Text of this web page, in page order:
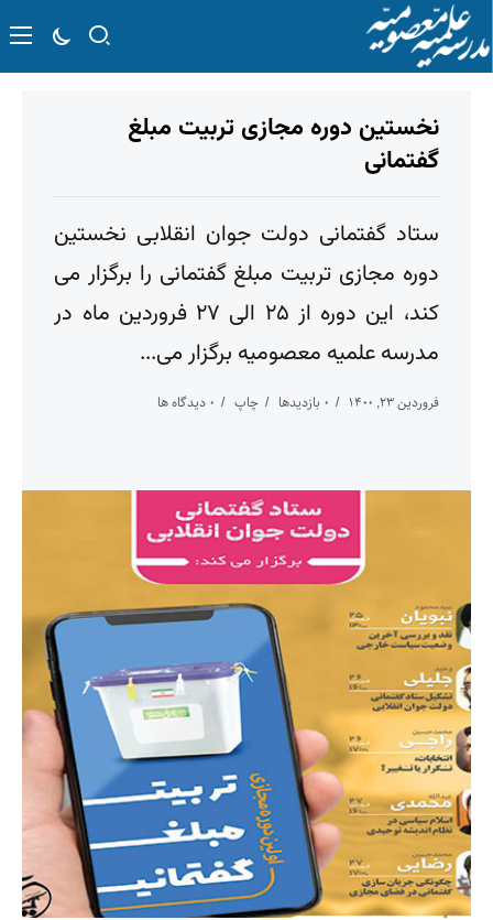
نخستین دوره مجازی تربیت مبلغ
گفتمانی
ستاد گفتمانی دولت جوان انقلابی نخستین
دوره مجازی تربیت مبلغ گفتمانی را برگزار می
کند، این دوره از ۲۵ الی ۲۷ فروردین ماه در
مدرسه علمیه معصومیه برگزار می...
فروردین ۲۳, ۱۴۰۰ ۰ بازدیدها چاپ ۰ دیدگاه ها